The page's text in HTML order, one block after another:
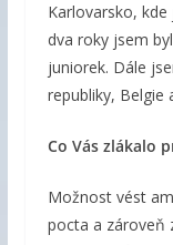
Karlovarsko,
dva roky jsem
juniorek. Dále
republiky, Belgie
Co Vás zlákalo
Možnost vést
pocta a zároveň